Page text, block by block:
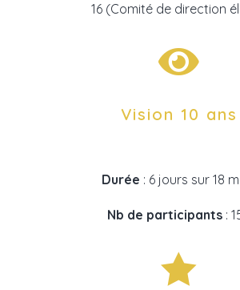
16 (Comité de direction

Vision 10 ans
Durée : 6 jours sur 18
Nb de participants:
